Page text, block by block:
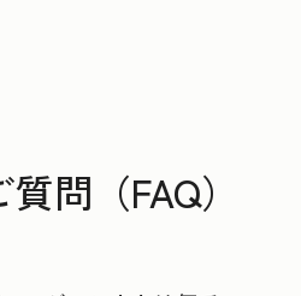
問（FAQ）